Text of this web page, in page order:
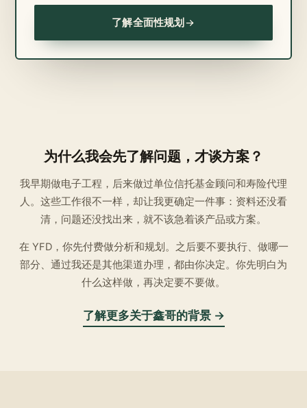
了解全面性规划
为什么我会先了解问题，才谈方案？
我早期做电子工程，后来做过单位信托基金顾问和寿险代理
人。这些工作很不一样，却让我更确定一件事：资料还没看
清，问题还没找出来，就不该急着谈产品或方案。
在 YFD，你先付费做分析和规划。之后要不要执行、做哪一
部分、通过我还是其他渠道办理，都由你决定。你先明白为
什么这样做，再决定要不要做。
了解更多关于鑫哥的背景 →